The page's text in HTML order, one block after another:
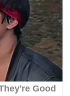
tidak akan
Pasal 114
UU RI No. 35